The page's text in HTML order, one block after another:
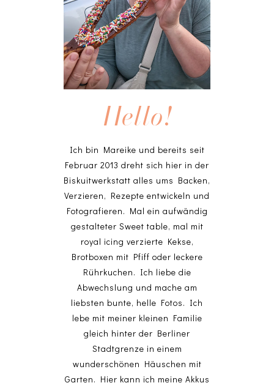
Hello!
Ich bin Mareike und bereits seit
Februar 2013 dreht sich hier in der
Biskuitwerkstatt alles ums Backen,
Verzieren, Rezepte entwickeln und
Fotografieren. Mal ein aufwändig
gestalteter Sweet table, mal mit
royal icing verzierte Kekse,
Brotboxen mit Pfiff oder leckere
Rührkuchen. Ich liebe die
Abwechslung und mache am
liebsten bunte, helle Fotos. Ich
lebe mit meiner kleinen Familie
gleich hinter der Berliner
Stadtgrenze in einem
wunderschönen Häuschen mit
Garten. Hier kann ich meine Akkus